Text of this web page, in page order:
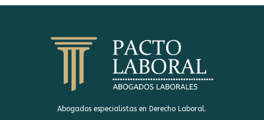
Abogados especialistas en Derecho Laboral.